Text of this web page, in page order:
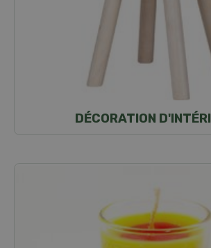
DÉCORATION